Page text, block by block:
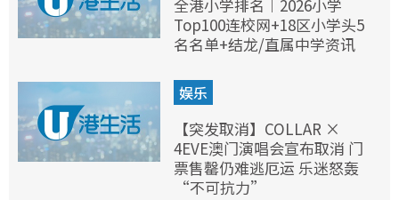
全港小学排名︱2026小学
Top100连校网+18区小学头5
名名单+结龙/直属中学资讯
娱乐
【突发取消】COLLAR ×
4EVE澳门演唱会宣布取消 门
票售罄仍难逃厄运 乐迷怒轰
“不可抗力”